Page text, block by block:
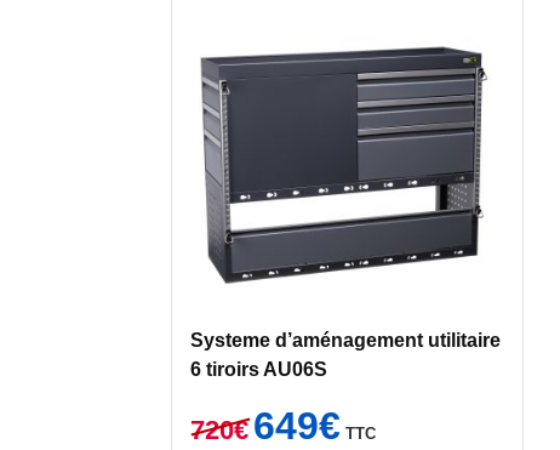
Systeme d’aménagement utilitaire
6 tiroirs AU06S
720€
Le
prix
649€prix
TTC